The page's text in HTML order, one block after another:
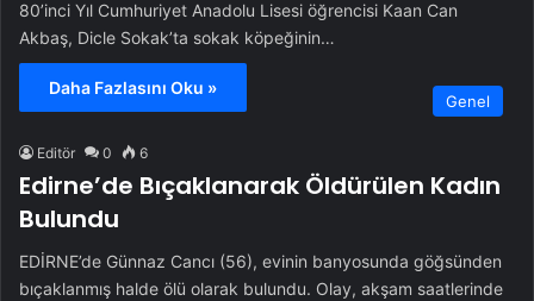
80’inci Yıl Cumhuriyet Anadolu Lisesi öğrencisi Kaan Can
Akbaş, Dicle Sokak’ta sokak köpeğinin…
Daha Fazlasını Oku »
Genel
Editör 0 6
Edirne’de Bıçaklanarak Öldürülen Kadın
Bulundu
EDİRNE’de Günnaz Cancı (56), evinin banyosunda göğsünden
bıçaklanmış halde ölü olarak bulundu. Olay, akşam saatlerinde